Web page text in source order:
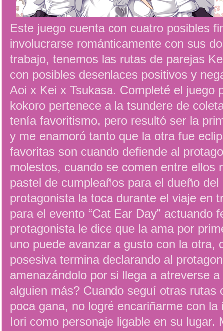
Este juego cuenta con cuatro posibles
involucrarse románticamente con sus
trabajo, tenemos las rutas de parejas
con posibles desenlaces positivos y
Aoi x Kei x Tsukasa. Completé el juego
kokoro pertenece a la tsundere de
tenía favoritismo, pero resultó ser la
y me enamoró tanto que la otra fue
favoritas son cuando defiende al
molestos, cuando se comen entre ellos
pastel de cumpleaños para el dueño
protagonista la toca durante el viaje en
para el evento “Cat Ear Day” actuando
protagonista le dice que la ama por
uno puede avanzar a gusto con la otra,
posesiva termina declarando al
amenazándolo por si llega a atreverse
alguien más? Cuando seguí otras rutas
poca gana, no logré encariñarme con la
Iori como personaje ligable en su lugar.